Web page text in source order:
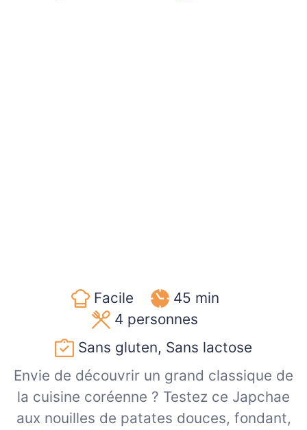
Facile
45 min
4 personnes
Sans gluten, Sans lactose
Envie de découvrir un grand classique de
la cuisine coréenne ? Testez ce Japchae
aux nouilles de patates douces, fondant,